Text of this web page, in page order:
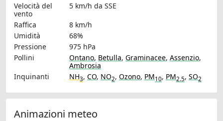
Velocità del
vento
5 km/h da SSE
Raffica
8 km/h
Umidità
68%
Pressione
975 hPa
Pollini
Ontano, Betulla, Graminacee, Assenzio,
Ambrosia
Inquinanti
NH3, CO, NO2, Ozono, PM10, PM2.5, SO2
Animazioni meteo